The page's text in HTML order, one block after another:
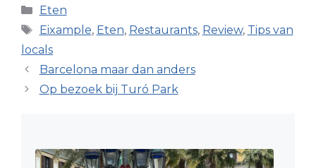
Categorieën
Eten
Tags
Eixample, Eten, Restaurants, Review, Tips van
locals
Barcelona maar dan anders
Op bezoek bij Turó Park